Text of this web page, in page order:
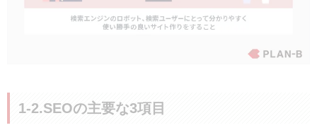
第11章：SEO対策を勉強する方法
11-1.SEO対策が学べるWebサイト
1-2.SEOの主要な3項目